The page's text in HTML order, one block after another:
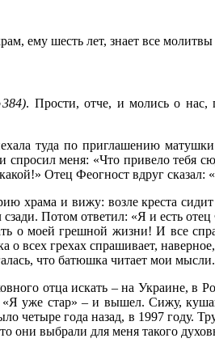
ему шесть лет, знает все
. Прости, отче, и молись о нас,
туда по приглашению
меня: «Что привело тебя
Отец Феогност вдруг
храма и вижу: возле креста
Потом ответил: «Я и есть отец
о моей грешной жизни! И все
грехах спрашивает,
что батюшка читает мои
отца искать – на Украине, в
уже стар» – и вышел. Сижу,
четыре года назад, в 1997 году.
они выбрали для меня такого